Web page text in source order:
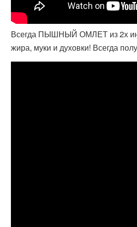
Всегда ПЫШНЫЙ ОМЛЕТ из 2х
жира, муки и духовки! Всегда